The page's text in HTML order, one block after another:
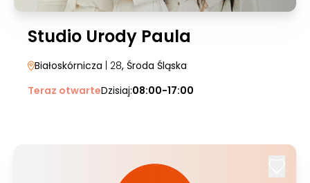
Studio Urody Paula
Białoskórnicza | 28, Środa Śląska
Teraz otwarteDzisiaj:08:00-17:00